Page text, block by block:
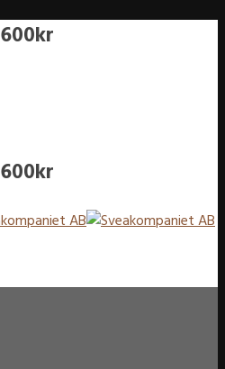
600kr
600kr